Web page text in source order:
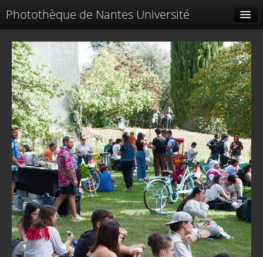
Photothèque de Nantes Université
Spéciales
Menu
Identification